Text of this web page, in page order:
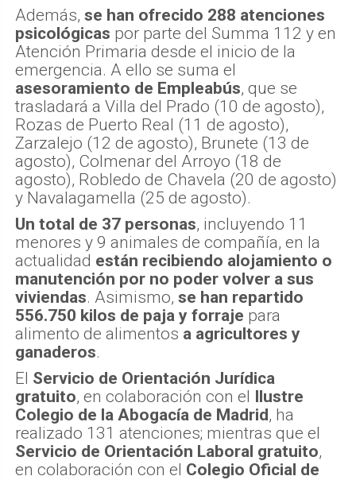
Además, se han ofrecido 288 atenciones
psicológicas por parte del Summa 112 y en
Atención Primaria desde el inicio de la
emergencia. A ello se suma el
asesoramiento de Empleabús, que se
trasladará a Villa del Prado (10 de agosto),
Rozas de Puerto Real (11 de agosto),
Zarzalejo (12 de agosto), Brunete (13 de
agosto), Colmenar del Arroyo (18 de
agosto), Robledo de Chavela (20 de agosto)
y Navalagamella (25 de agosto).
Un total de 37 personas, incluyendo 11
menores y 9 animales de compañía, en la
actualidad están recibiendo alojamiento o
manutención por no poder volver a sus
viviendas. Asimismo, se han repartido
556.750 kilos de paja y forraje para
alimento de alimentos a agricultores y
ganaderos.
El Servicio de Orientación Jurídica
gratuito, en colaboración con el Ilustre
Colegio de la Abogacía de Madrid, ha
realizado 131 atenciones; mientras que el
Servicio de Orientación Laboral gratuito,
en colaboración con el Colegio Oficial de